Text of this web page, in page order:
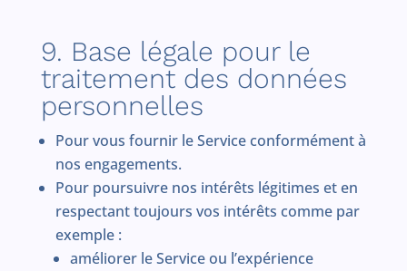
9. Base légale pour le
traitement des données
personnelles
Pour vous fournir le Service conformément à
nos engagements.
Pour poursuivre nos intérêts légitimes et en
respectant toujours vos intérêts comme par
exemple :
améliorer le Service ou l’expérience